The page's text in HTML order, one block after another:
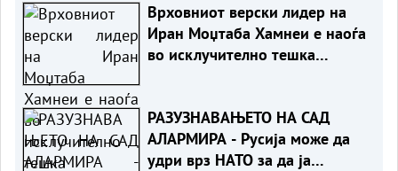
Врховниот верски лидер на
Иран Моџтаба Хамнеи е наоѓа
во исклучително тешка
РАЗУЗНАВАЊЕТО НА САД
АЛАРМИРА - Русија може да
удри врз НАТО за да ја